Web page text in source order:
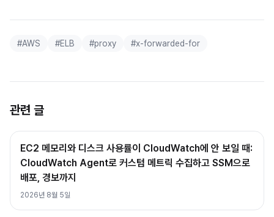
#AWS #ELB #proxy #x-forwarded-for
관련 글
EC2 메모리와 디스크 사용률이 CloudWatch에 안 보일 때:
CloudWatch Agent로 커스텀 메트릭 수집하고 SSM으로
배포, 경보까지
2026년 8월 5일